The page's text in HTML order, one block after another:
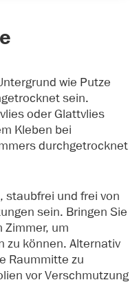
wie Putze
sein.
oder Glattvlies
Kleben bei
durchgetrocknet
staubfrei und frei von
sein. Bringen Sie
Zimmer, um
zu können. Alternativ
Raummitte zu
vor Verschmutzung